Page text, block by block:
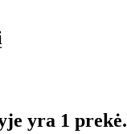
yra 1 prekė.